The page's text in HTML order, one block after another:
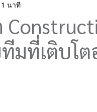
มที่เติบโ
1 นาที